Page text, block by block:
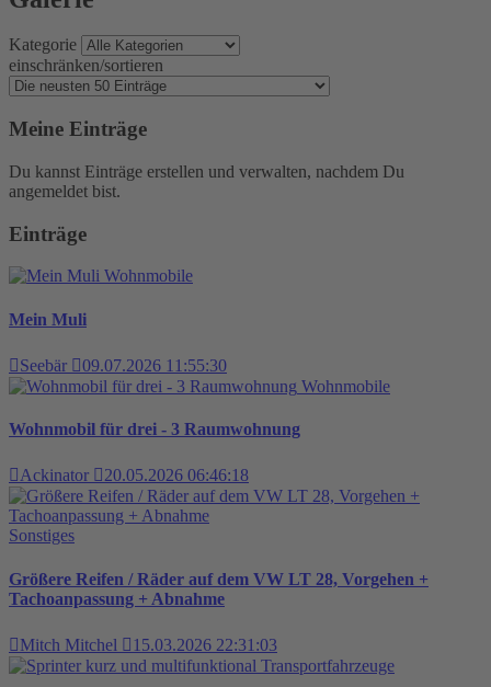
Kategorie
einschränken/sortieren
Meine Einträge
Du kannst Einträge erstellen und verwalten, nachdem Du
angemeldet bist.
Einträge
Wohnmobile
Mein Muli
Seebär
09.07.2026 11:55:30
Wohnmobile
Wohnmobil für drei - 3 Raumwohnung
Ackinator 20.05.2026 06:46:18
Sonstiges
Größere Reifen / Räder auf dem VW LT 28, Vorgehen +
Tachoanpassung + Abnahme
Mitch Mitchel
15.03.2026 22:31:03
Transportfahrzeuge